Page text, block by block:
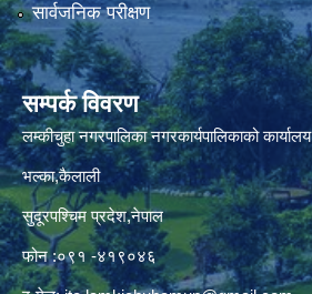
सार्वजनिक परीक्षण
सम्पर्क विवरण
लम्कीचुहा नगरपालिका नगरकार्यपालिकाको कार्यालय
भल्का,कैलाली
सुदूरपश्चिम प्रदेश,नेपाल
फोन :०९१ -४१९०४६